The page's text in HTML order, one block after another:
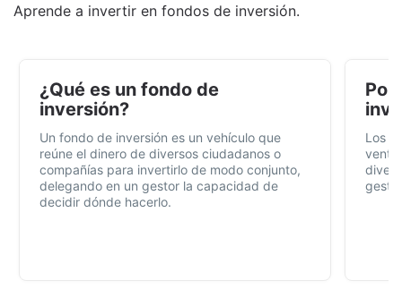
Aprende a invertir en fondos de inversión.
¿Qué es un fondo de
inversión?
Un fondo de inversión es un vehículo que
reúne el dinero de diversos ciudadanos o
compañías para invertirlo de modo conjunto,
delegando en un gestor la capacidad de
decidir dónde hacerlo.
Por
Los